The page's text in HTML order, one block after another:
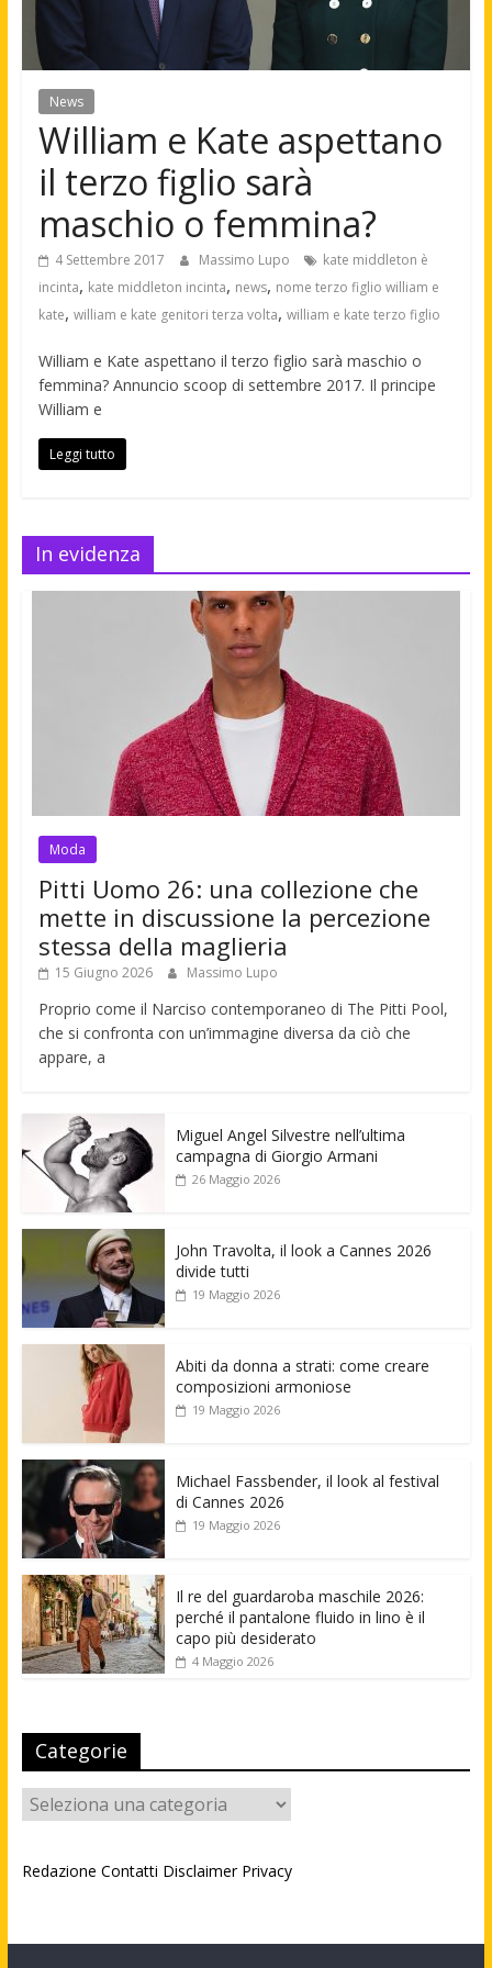
News
William e Kate aspettano
il terzo figlio sarà
maschio o femmina?
4 Settembre 2017 Massimo Lupo
kate middleton è
incinta, kate middleton incinta, news, nome terzo figlio william e
kate, william e kate genitori terza volta, william e kate terzo figlio
William e Kate aspettano il terzo figlio sarà maschio o
femmina? Annuncio scoop di settembre 2017. Il principe
William e
Leggi tutto
In evidenza
Moda
Pitti Uomo 26: una collezione che
mette in discussione la percezione
stessa della maglieria
15 Giugno 2026 Massimo Lupo
Proprio come il Narciso contemporaneo di The Pitti Pool,
che si confronta con un’immagine diversa da ciò che
appare, a
Miguel Angel Silvestre nell’ultima
campagna di Giorgio Armani
26 Maggio 2026
John Travolta, il look a Cannes 2026
divide tutti
19 Maggio 2026
Abiti da donna a strati: come creare
composizioni armoniose
19 Maggio 2026
Michael Fassbender, il look al festival
di Cannes 2026
19 Maggio 2026
Il re del guardaroba maschile 2026:
perché il pantalone fluido in lino è il
capo più desiderato
4 Maggio 2026
Categorie
Categorie
Redazione Contatti Disclaimer Privacy